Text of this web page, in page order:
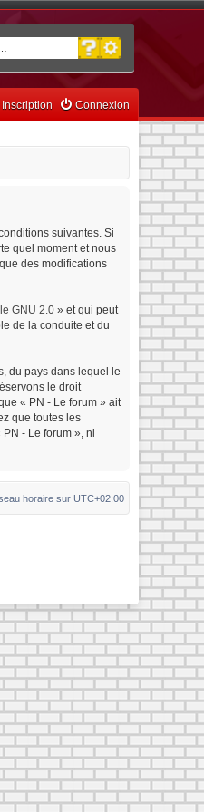
Rechercher
Recherche avancée
Connexion
Inscription
suivantes. Si
quel moment et nous
des modifications
GNU 2.0 » et qui peut
de la conduite et du
du pays dans lequel le
le droit
« PN - Le forum » ait
que toutes les
- Le forum », ni
horaire sur UTC+02:00